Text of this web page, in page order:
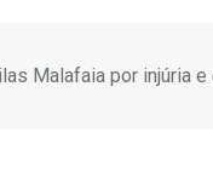
Malafaia por injúria